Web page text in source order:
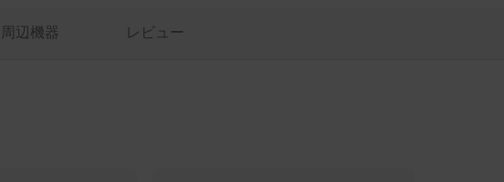
周辺機器 レビュー